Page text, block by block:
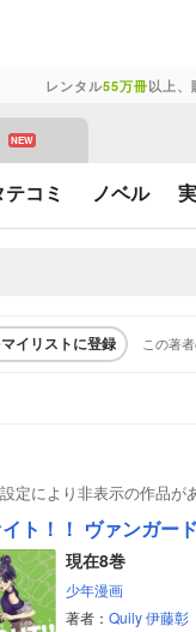
レンタル55万冊以上、
NEW
テコミ ノベル
イリストに登録 この著
定により非表示の作品が
ト！！ ヴァンガー
現在8巻
少年漫画
著者： Quily 伊藤彰